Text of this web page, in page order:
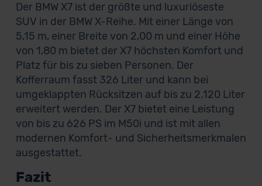
Der BMW X7 ist der größte und luxuriöseste
SUV in der BMW X-Reihe. Mit einer Länge von
5,15 m, einer Breite von 2,00 m und einer Höhe
von 1,80 m bietet der X7 höchsten Komfort und
Platz für bis zu sieben Personen. Der
Kofferraum fasst 326 Liter und kann bei
umgeklappten Rücksitzen auf bis zu 2.120 Liter
erweitert werden. Der X7 bietet eine Leistung
von bis zu 626 PS im M50i und ist mit allen
modernen Komfort- und Sicherheitsmerkmalen
ausgestattet.
Fazit